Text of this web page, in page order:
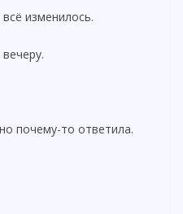
изменилось.
почему-то ответила.